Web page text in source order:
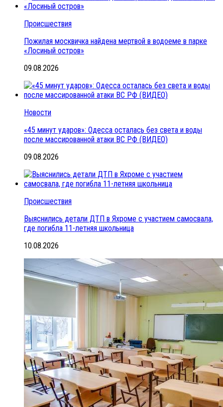
Происшествия
Пожилая москвичка найдена мертвой в водоеме в парке
«Лосиный остров»
09.08.2026
Новости
«45 минут ударов»: Одесса осталась без света и воды
после массированной атаки ВС РФ (ВИДЕО)
09.08.2026
Происшествия
Выяснились детали ДТП в Яхроме с участием самосвала,
где погибла 11-летняя школьница
10.08.2026